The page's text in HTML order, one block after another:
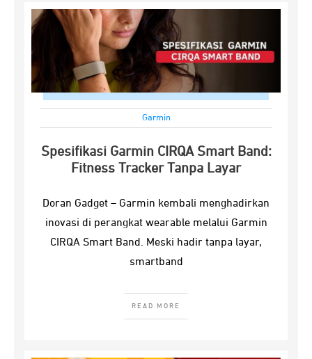
Garmin
Spesifikasi Garmin CIRQA Smart Band:
Fitness Tracker Tanpa Layar
Doran Gadget – Garmin kembali menghadirkan
inovasi di perangkat wearable melalui Garmin
CIRQA Smart Band. Meski hadir tanpa layar,
smartband
READ MORE